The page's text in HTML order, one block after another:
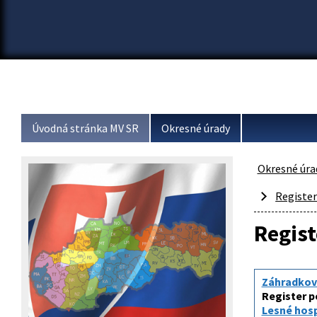
Úvodná stránka MV SR Okresné úrady
Okresné
Register
Lesné